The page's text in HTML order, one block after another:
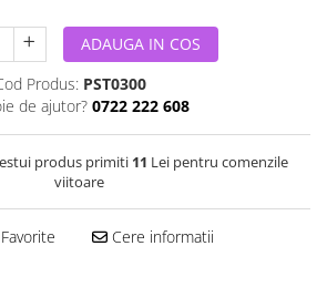
ADAUGA IN COS
Produs: PST0300
de ajutor? 0722 222 608
produs primiti 11 Lei pentru comenzile
viitoare
Cere informatii